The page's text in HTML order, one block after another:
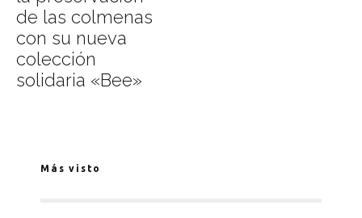
de las colmenas
con su nueva
colección
solidaria «Bee»
Más visto